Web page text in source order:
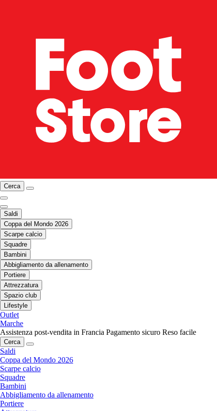
Cerca
Saldi
Coppa del Mondo 2026
Scarpe calcio
Squadre
Bambini
Abbigliamento da allenamento
Portiere
Attrezzatura
Spazio club
Lifestyle
Outlet
Marche
Assistenza post-vendita in Francia Pagamento sicuro Reso facile
Cerca
Saldi
Coppa del Mondo 2026
Scarpe calcio
Squadre
Bambini
Abbigliamento da allenamento
Portiere